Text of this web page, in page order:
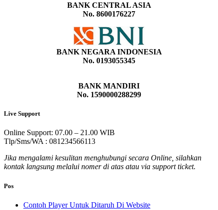
BANK CENTRAL ASIA
No. 8600176227
BANK NEGARA INDONESIA
No. 0193055345
BANK MANDIRI
No. 1590000288299
Live Support
Online Support: 07.00 – 21.00 WIB
Tlp/Sms/WA : 081234566113
Jika mengalami kesulitan menghubungi secara Online, silahkan
kontak langsung melalui nomer di atas atau via support ticket.
Pos
Contoh Player Untuk Ditaruh Di Website